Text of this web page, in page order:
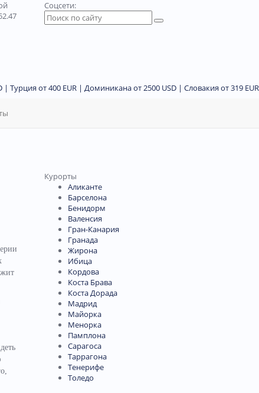
Соцсети:
Турция от 400 EUR | Доминикана от 2500 USD | Словакия от 319 EUR
Курорты
Аликанте
Барселона
Бенидорм
Валенсия
Гран-Канария
Гранада
Жирона
Ибица
Кордова
Коста Брава
Коста Дорада
Мадрид
Майорка
Менорка
Памплона
Сарагоса
Таррагона
Тенерифе
Толедо